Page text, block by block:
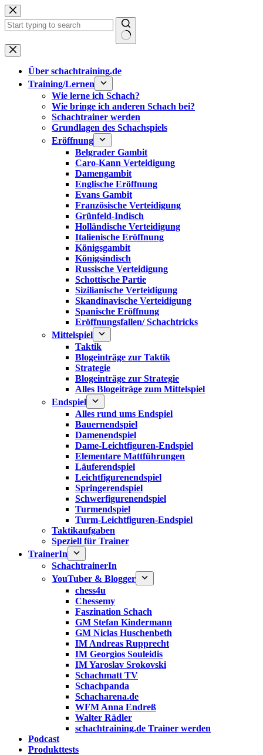
Zum
Inhalt
springen
Keine
Ergebnisse
Über schachtraining.de
Training/Lernen
Wie lerne ich Schach?
Wie bringe ich anderen Schach bei?
Schachtrainer werden
Grundlagen des Schachspiels
Eröffnung
Belgrader Gambit
Caro-Kann Verteidigung
Damengambit
Englische Eröffnung
Evans Gambit
Französische Verteidigung
Grünfeld-Indisch
Holländische Verteidigung
Italienische Eröffnung
Königsgambit
Königsindisch
Russische Verteidigung
Schottische Partie
Sizilianische Verteidigung
Skandinavische Verteidigung
Spanische Eröffnung
Eröffnungsfallen/ Schachtricks
Mittelspiel
Taktik
Blogeinträge zur Taktik
Strategie
Blogeinträge zur Strategie
Alles Blogeiträge zum Mittelspiel
Endspiel
Alles rund ums Endspiel
Bauernendspiel
Damenendspiel
Dame-Leichtfiguren-Endspiel
Elementare Mattführungen
Läuferendspiel
Leichtfigurenendspiel
Springerendspiel
Schwerfigurenendspiel
Turmendspiel
Turm-Leichtfiguren-Endspiel
Taktikaufgaben
Speziell für Trainer
TrainerIn
SchachtrainerIn
YouTuber & Blogger
chess4u
Chessemy
Faszination Schach
GM Stefan Kindermann
GM Niclas Huschenbeth
IM Andreas Rupprecht
IM Georgios Souleidis
IM Yaroslav Srokovski
Schachmatt TV
Schachpanda
Schacharena.de
WFM Anna Endreß
Walter Rädler
schachtraining.de Trainer werden
Podcast
Produkttests